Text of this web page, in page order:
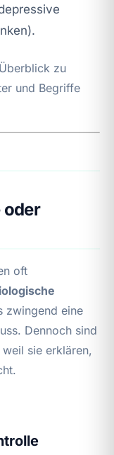
zu
und Begriffe
oder
oft
zwingend eine
Dennoch sind
sie erklären,